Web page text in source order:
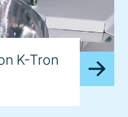
K-Tron